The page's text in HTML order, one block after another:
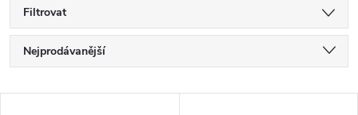
Filtrovat
Ř
a
Nejprodávanější